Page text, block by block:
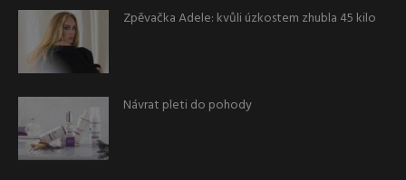
Zpěvačka Adele: kvůli úzkostem zhubla 45 kilo
Návrat pleti do pohody